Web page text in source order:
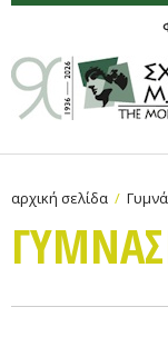
αρχική σελίδα